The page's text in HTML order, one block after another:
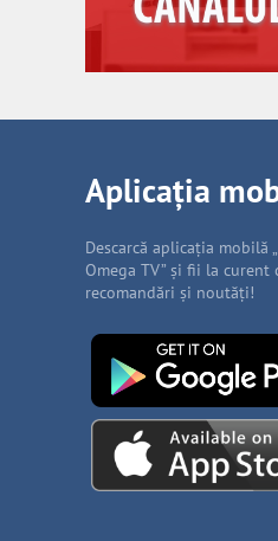
Aplicația
Descarcă aplicația mobilă
Omega TV” și fii la curent
recomandări și noutăți!